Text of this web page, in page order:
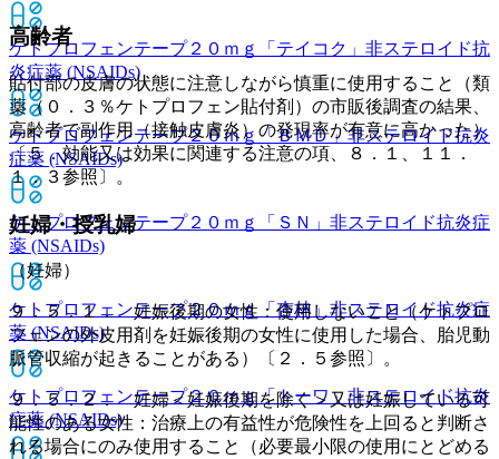
ケトプロフェンテープ２０ｍｇ「テイコク」 非ステロイド抗
炎症薬 (NSAIDs)
ケトプロフェンテープ２０ｍｇ「ＢＭＤ」非ステロイド抗炎
症薬 (NSAIDs)
ケトプロフェンテープ２０ｍｇ「ＳＮ」 非ステロイド抗炎症
薬 (NSAIDs)
ケトプロフェンテープ２０ｍｇ「杏林」 非ステロイド抗炎症
薬 (NSAIDs)
ケトプロフェンテープ２０ｍｇ「トーワ」 非ステロイド抗炎
症薬 (NSAIDs)
高齢者
貼付部の皮膚の状態に注意しながら慎重に使用すること（類
薬（０．３％ケトプロフェン貼付剤）の市販後調査の結果、
高齢者で副作用（接触皮膚炎）の発現率が有意に高かった）
〔５．効能又は効果に関連する注意の項、８．１、１１．
１．３参照〕。
妊婦・授乳婦
（妊婦）
９．５．１． 妊娠後期の女性：使用しないこと（ケトプロ
フェンの外皮用剤を妊娠後期の女性に使用した場合、胎児動
脈管収縮が起きることがある）〔２．５参照〕。
９．５．２． 妊婦＜妊娠後期を除く＞又は妊娠している可
能性のある女性：治療上の有益性が危険性を上回ると判断さ
れる場合にのみ使用すること（必要最小限の使用にとどめる